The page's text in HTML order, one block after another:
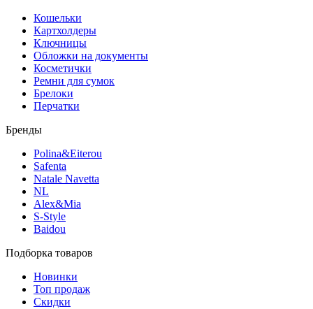
Кошельки
Картхолдеры
Ключницы
Обложки на документы
Косметички
Ремни для сумок
Брелоки
Перчатки
Бренды
Polina&Eiterou
Safenta
Natale Navetta
NL
Alex&Mia
S-Style
Baidou
Подборка товаров
Новинки
Топ продаж
Скидки